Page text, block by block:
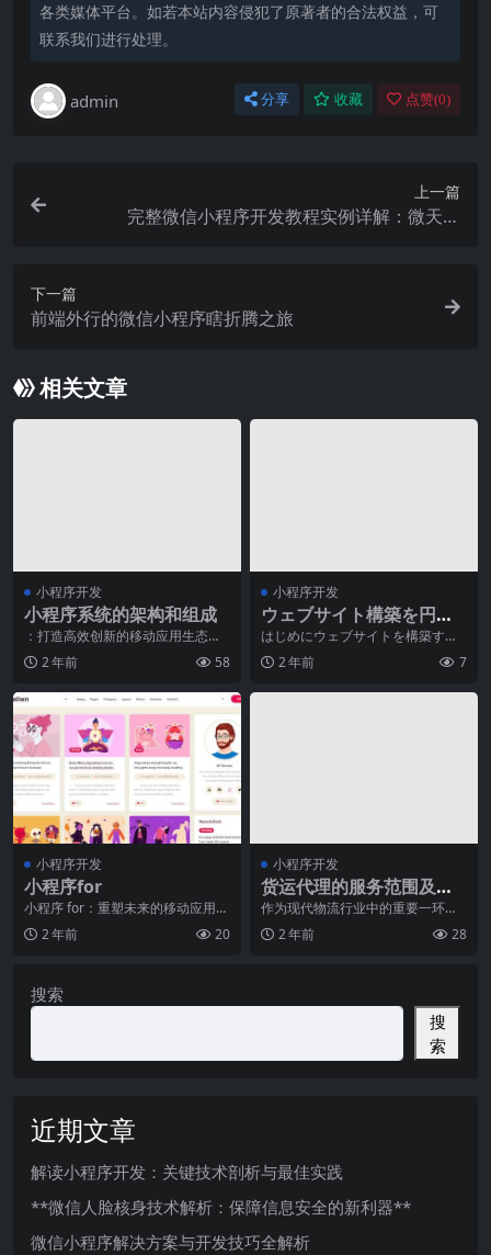
各类媒体平台。如若本站内容侵犯了原著者的合法权益，可
联系我们进行处理。
admin 分享 收藏 点赞(0)
上一篇
完整微信小程序开发教程实例详解：微天气
下一篇
前端外行的微信小程序瞎折腾之旅
相关文章
小程序开发
小程序系统的架构和组成
：打造高效创新的移动应用生态随
着移动互联网的高速发展，小程序
成为了重要的技术形态
2 年前 58
小程序开发
ウェブサイト構築を円滑
にするための日本語フレ
ンドリーツール
はじめにウェブサイトを構築する
には、多くの面が考慮されなけれ
ばならない。 それは
2 年前 7
小程序开发
小程序for
小程序 for：重塑未来的移动应用体
验随着智能手机的普及，移动应用
已经成为我们生
2 年前 20
小程序开发
货运代理的服务范围及流
程解析
作为现代物流行业中的重要一环，
货运代理在全球贸易中扮演着至关
重要的角色。货运代理
2 年前 28
搜索
搜
索
近期文章
解读小程序开发：关键技术剖析与最佳实践
**微信人脸核身技术解析：保障信息安全的新利器**
微信小程序解决方案与开发技巧全解析